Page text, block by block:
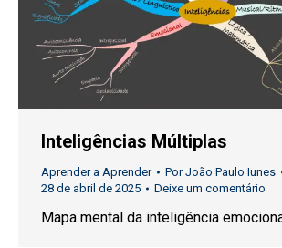
Inteligências Múltiplas
Aprender a Aprender PorJoão Paulo Iunes
28 de abril de 2025
Deixe um comentário
Mapa mental da inteligência